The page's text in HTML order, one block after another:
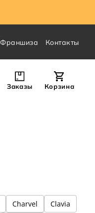
Франшиза Контакты
Заказы Корзина
Charvel
Clavia